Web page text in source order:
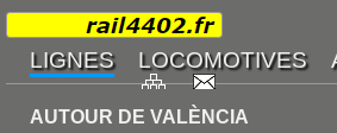
AUTOUR DE VALÈNCIA